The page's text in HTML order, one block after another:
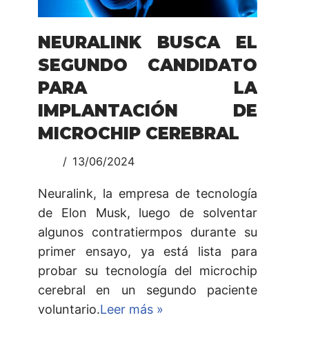
NEURALINK BUSCA EL
SEGUNDO CANDIDATO
PARA LA
IMPLANTACIÓN DE
MICROCHIP CEREBRAL
13/06/2024
Neuralink, la empresa de tecnología
de Elon Musk, luego de solventar
algunos contratiermpos durante su
primer ensayo, ya está lista para
probar su tecnología del microchip
cerebral en un segundo paciente
voluntario.Leer más »